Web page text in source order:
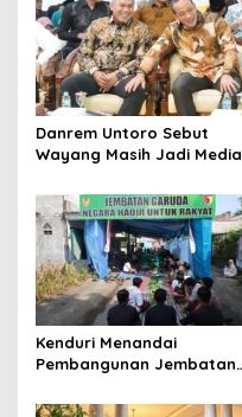
Danrem Untoro Sebut
Wayang Masih Jadi Media
Kebangsaan
Kenduri Menandai
Pembangunan Jembatan
Warga Sananwetan